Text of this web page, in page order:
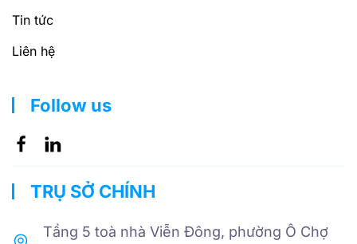
Tin tức
Liên hệ
Follow us
TRỤ SỞ CHÍNH
Tầng 5 toà nhà Viễn Đông, phường Ô Chợ